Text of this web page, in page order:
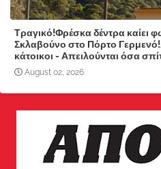
Τραγικό!Φρέσκα δέντρα καίει
Σκλαβούνο στο Πόρτο
κάτοικοι - Απειλούνται όσα
August 02, 2026